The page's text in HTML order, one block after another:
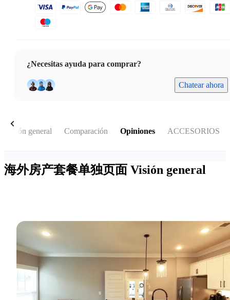
¿Necesitas ayuda para comprar?
Chatear ahora
Visión general Comparación Opiniones ACCESORIOS
海外房产套餐单独页面 Visión general